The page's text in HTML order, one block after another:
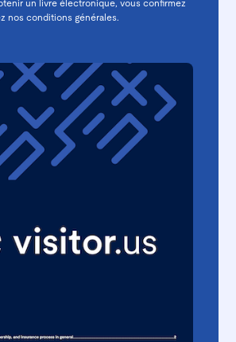
un livre électronique, vous confirmez
nosconditions générales.